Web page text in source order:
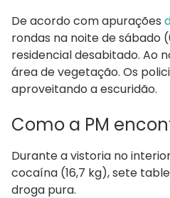
De acordo com apurações
rondas na noite de sábado
residencial desabitado. Ao
área de vegetação. Os
aproveitando a escuridão.
Como a PM
Durante a vistoria no
cocaína (16,7 kg), sete
droga pura.